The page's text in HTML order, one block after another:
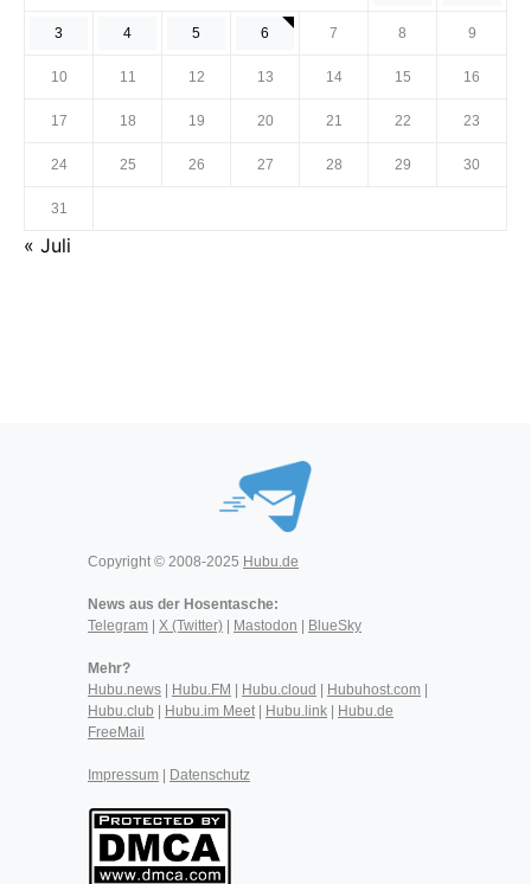
3 4 5 6 7 8 9
10 11 12 13 14 15 16
17 18 19 20 21 22 23
24 25 26 27 28 29 30
31
« Juli
Copyright © 2008-2025 Hubu.de
News aus der Hosentasche:
Telegram
X (Twitter) Mastodon BlueSky
Mehr?
Hubu.news
Hubu.FM Hubu.cloud Hubuhost.com
Hubu.club
Hubu.im Meet| Hubu.link
Hubu.de
FreeMail
Impressum Datenschutz